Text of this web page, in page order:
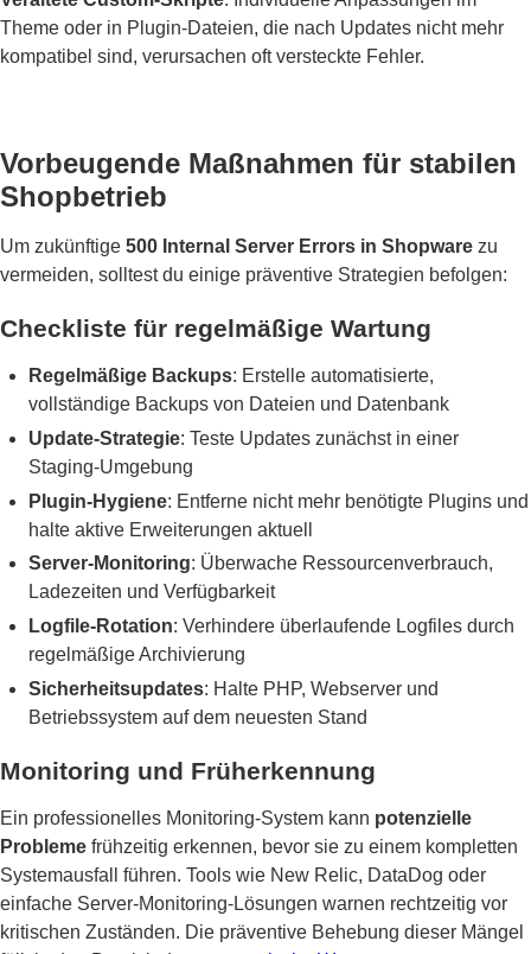
Theme oder in Plugin-Dateien, die nach Updates nicht mehr
kompatibel sind, verursachen oft versteckte Fehler.
Vorbeugende Maßnahmen für stabilen
Shopbetrieb
Um zukünftige 500 Internal Server Errors in Shopware zu
vermeiden, solltest du einige präventive Strategien befolgen:
Checkliste für regelmäßige Wartung
Regelmäßige Backups: Erstelle automatisierte,
vollständige Backups von Dateien und Datenbank
Update-Strategie: Teste Updates zunächst in einer
Staging-Umgebung
Plugin-Hygiene: Entferne nicht mehr benötigte Plugins und
halte aktive Erweiterungen aktuell
Server-Monitoring: Überwache Ressourcenverbrauch,
Ladezeiten und Verfügbarkeit
Logfile-Rotation: Verhindere überlaufende Logfiles durch
regelmäßige Archivierung
Sicherheitsupdates: Halte PHP, Webserver und
Betriebssystem auf dem neuesten Stand
Monitoring und Früherkennung
Ein professionelles Monitoring-System kann potenzielle
Probleme frühzeitig erkennen, bevor sie zu einem kompletten
Systemausfall führen. Tools wie New Relic, DataDog oder
einfache Server-Monitoring-Lösungen warnen rechtzeitig vor
kritischen Zuständen. Die präventive Behebung dieser Mängel